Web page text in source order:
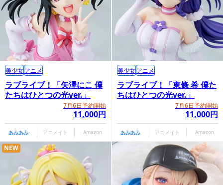
ラブライブ！「矢澤にこ 僕
たちはひとつの光ver.」
7月6日予約開始
11,000円
美少女アニメ
あみあみ アニメイト Amazon
ラブライブ！「東條 希 僕た
ちはひとつの光ver.」
7月6日予約開始
11,000円
美少女アニメ
あみあみ アニメイト Amazon
NEW